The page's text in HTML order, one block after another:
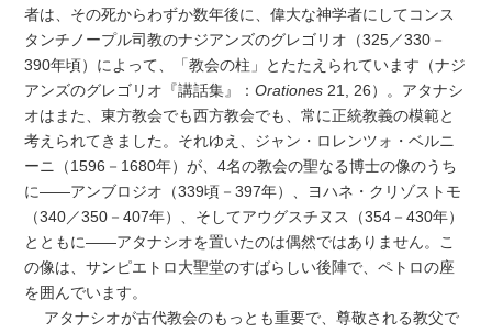
者は、その死からわずか数年後に、偉大な神学者にしてコンス
タンチノープル司教のナジアンズのグレゴリオ（325／330－
390年頃）によって、「教会の柱」とたたえられています（ナジ
アンズのグレゴリオ『講話集』：Orationes 21, 26）。アタナシ
オはまた、東方教会でも西方教会でも、常に正統教義の模範と
考えられてきました。それゆえ、ジャン・ロレンツォ・ベルニ
ーニ（1596－1680年）が、4名の教会の聖なる博士の像のうち
に――アンブロジオ（339頃－397年）、ヨハネ・クリゾストモ
（340／350－407年）、そしてアウグスチヌス（354－430年）
とともに――アタナシオを置いたのは偶然ではありません。こ
の像は、サンピエトロ大聖堂のすばらしい後陣で、ペトロの座
を囲んでいます。
アタナシオが古代教会のもっとも重要で、尊敬される教父で